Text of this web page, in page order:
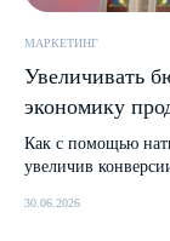
МАРКЕТИНГ
Увеличивать
экономику
Как с помощью
увеличив
30.06.2026